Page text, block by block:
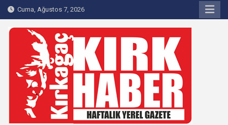
Skip
to
content
Cuma, Ağustos 7, 2026